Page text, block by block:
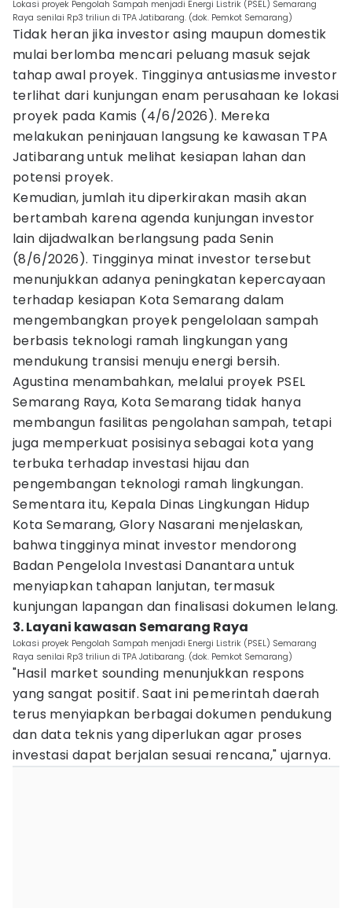
Lokasi proyek Pengolah Sampah menjadi Energi Listrik (PSEL) Semarang
Raya senilai Rp3 triliun di TPA Jatibarang. (dok. Pemkot Semarang)
Tidak heran jika investor asing maupun domestik
mulai berlomba mencari peluang masuk sejak
tahap awal proyek. Tingginya antusiasme investor
terlihat dari kunjungan enam perusahaan ke lokasi
proyek pada Kamis (4/6/2026). Mereka
melakukan peninjauan langsung ke kawasan TPA
Jatibarang untuk melihat kesiapan lahan dan
potensi proyek.
Kemudian, jumlah itu diperkirakan masih akan
bertambah karena agenda kunjungan investor
lain dijadwalkan berlangsung pada Senin
(8/6/2026). Tingginya minat investor tersebut
menunjukkan adanya peningkatan kepercayaan
terhadap kesiapan Kota Semarang dalam
mengembangkan proyek pengelolaan sampah
berbasis teknologi ramah lingkungan yang
mendukung transisi menuju energi bersih.
Agustina menambahkan, melalui proyek PSEL
Semarang Raya, Kota Semarang tidak hanya
membangun fasilitas pengolahan sampah, tetapi
juga memperkuat posisinya sebagai kota yang
terbuka terhadap investasi hijau dan
pengembangan teknologi ramah lingkungan.
Sementara itu, Kepala Dinas Lingkungan Hidup
Kota Semarang, Glory Nasarani menjelaskan,
bahwa tingginya minat investor mendorong
Badan Pengelola Investasi Danantara untuk
menyiapkan tahapan lanjutan, termasuk
kunjungan lapangan dan finalisasi dokumen lelang.
3. Layani kawasan Semarang Raya
Lokasi proyek Pengolah Sampah menjadi Energi Listrik (PSEL) Semarang
Raya senilai Rp3 triliun di TPA Jatibarang. (dok. Pemkot Semarang)
"Hasil market sounding menunjukkan respons
yang sangat positif. Saat ini pemerintah daerah
terus menyiapkan berbagai dokumen pendukung
dan data teknis yang diperlukan agar proses
investasi dapat berjalan sesuai rencana," ujarnya.